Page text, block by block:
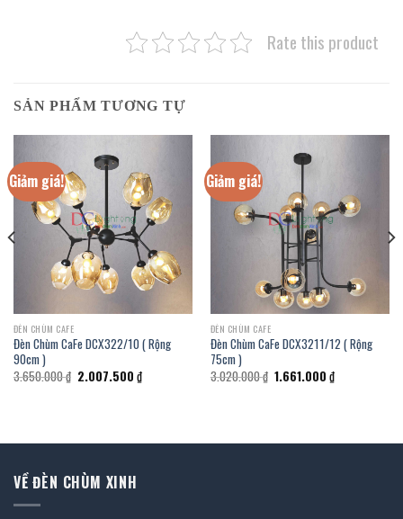
Rate this product
SẢN PHẨM TƯƠNG TỰ
Giảm giá!
ĐÈN CHÙM CAFE
Đèn Chùm CaFe DCX322/10 ( Rộng
90cm )
3.650.000₫ Giá
gốc
2.007.500 ₫Giá
hiện
Giảm giá!
ĐÈN CHÙM CAFE
Đèn Chùm CaFe DCX3211/12 ( Rộng
75cm )
3.020.000₫ Giá
gốc
1.661.000 ₫Giá
hiện
VỀ ĐÈN CHÙM XINH